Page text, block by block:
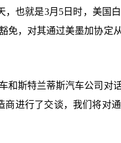
也就是3月5日时，美国
免，对其通过美墨加协定
和斯特兰蒂斯汽车公司对
进行了交谈，我们将对